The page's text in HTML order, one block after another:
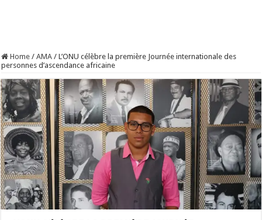
Home / AMA / L’ONU célèbre la première Journée internationale des
personnes d’ascendance africaine